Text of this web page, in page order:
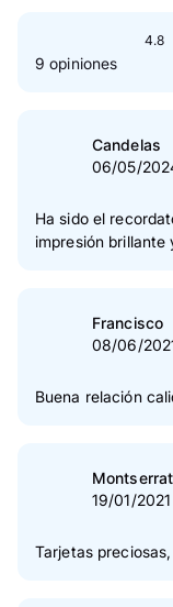
4.8
9 opiniones
Estrella(s)
Estrella(s)
2
Estrella(s)
1 Estrella(s)
Candelas
06/05/
Ha sido el
impresión brillante
Francisco
08/06/
Buena relación
Montserrat
19/01/2021
Tarjetas